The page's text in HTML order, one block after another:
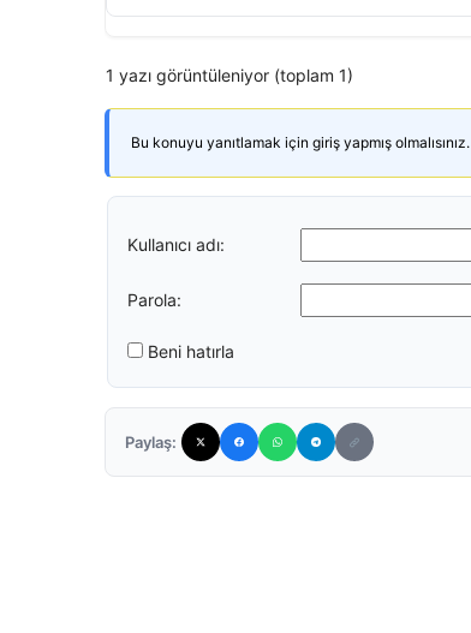
1 yazı görüntüleniyor (toplam 1)
Bu konuyu yanıtlamak için giriş yapmış olmalısınız.
Kullanıcı adı:
Parola:
Beni hatırla
Paylaş: